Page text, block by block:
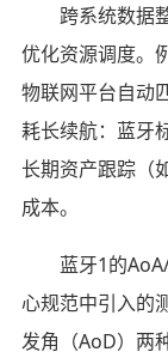
跨系统数据
优化资源调度。
物联网平台自动
耗长续航：蓝牙
长期资产跟踪（
成本。
蓝牙1的
心规范中引入的
发角（AoD）两